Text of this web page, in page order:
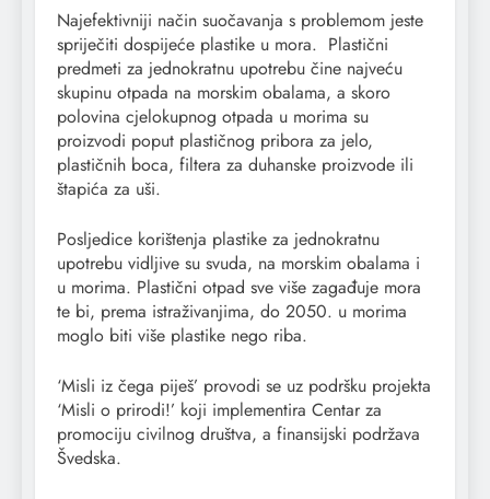
Najefektivniji način suočavanja s problemom jeste
spriječiti dospijeće plastike u mora. Plastični
predmeti za jednokratnu upotrebu čine najveću
skupinu otpada na morskim obalama, a skoro
polovina cjelokupnog otpada u morima su
proizvodi poput plastičnog pribora za jelo,
plastičnih boca, filtera za duhanske proizvode ili
štapića za uši.
Posljedice korištenja plastike za jednokratnu
upotrebu vidljive su svuda, na morskim obalama i
u morima. Plastični otpad sve više zagađuje mora
te bi, prema istraživanjima, do 2050. u morima
moglo biti više plastike nego riba.
‘Misli iz čega piješ’ provodi se uz podršku projekta
‘Misli o prirodi!’ koji implementira Centar za
promociju civilnog društva, a finansijski podržava
Švedska.